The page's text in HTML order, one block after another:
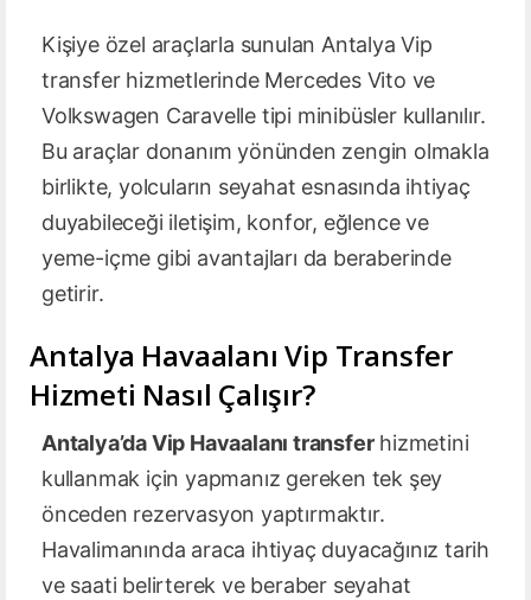
Kişiye özel araçlarla sunulan Antalya Vip
transfer hizmetlerinde Mercedes Vito ve
Volkswagen Caravelle tipi minibüsler kullanılır.
Bu araçlar donanım yönünden zengin olmakla
birlikte, yolcuların seyahat esnasında ihtiyaç
duyabileceği iletişim, konfor, eğlence ve
yeme-içme gibi avantajları da beraberinde
getirir.
Antalya Havaalanı Vip Transfer
Hizmeti Nasıl Çalışır?
Antalya’da Vip Havaalanı transferhizmetini
kullanmak için yapmanız gereken tek şey
önceden rezervasyon yaptırmaktır.
Havalimanında araca ihtiyaç duyacağınız tarih
ve saati belirterek ve beraber seyahat